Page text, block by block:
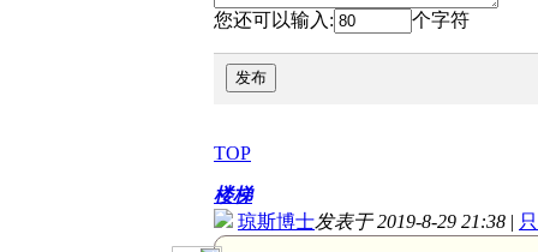
您还可以输入: 个字符
发布
TOP
楼梯
琼斯博士发表于 2019-8-29 21:38 |